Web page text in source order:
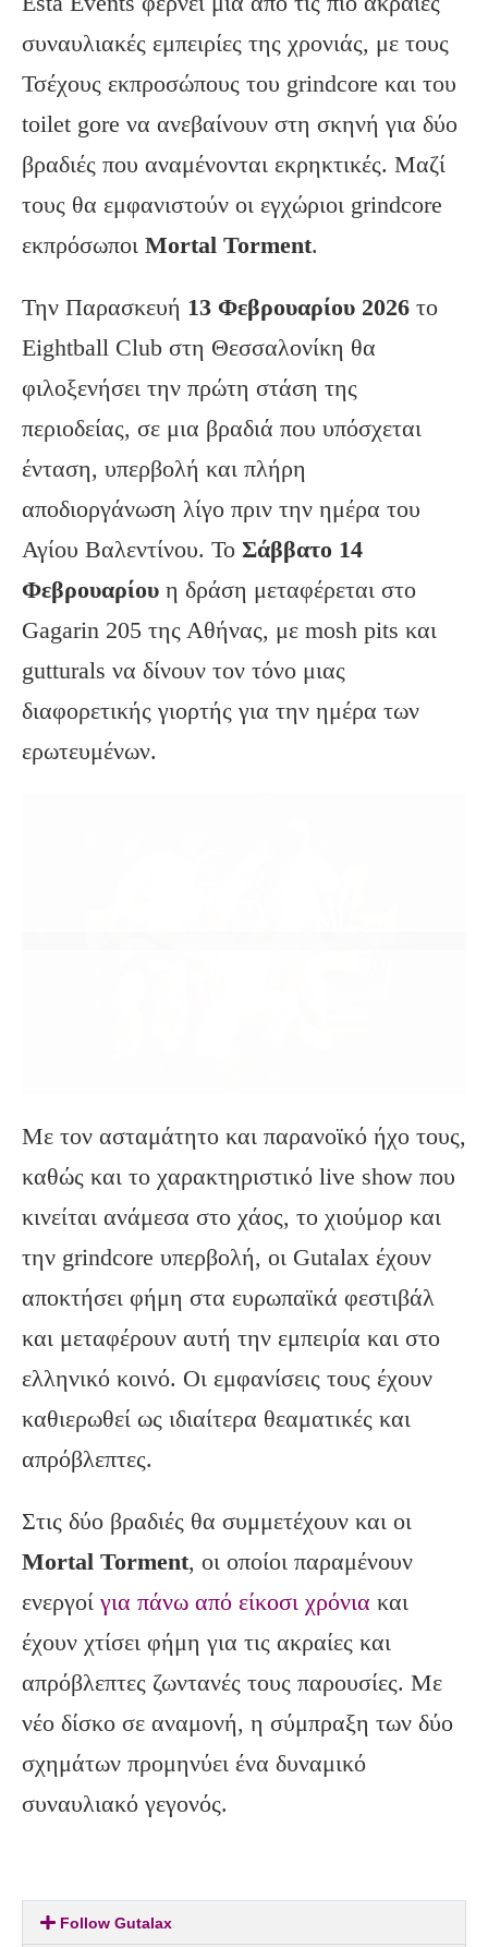
συναυλιακές εμπειρίες της χρονιάς, με τους
Τσέχους εκπροσώπους του grindcore και του
toilet gore να ανεβαίνουν στη σκηνή για δύο
βραδιές που αναμένονται εκρηκτικές. Μαζί
τους θα εμφανιστούν οι εγχώριοι grindcore
εκπρόσωποι Mortal Torment.
Την Παρασκευή 13 Φεβρουαρίου 2026 το
Eightball Club στη Θεσσαλονίκη θα
φιλοξενήσει την πρώτη στάση της
περιοδείας, σε μια βραδιά που υπόσχεται
ένταση, υπερβολή και πλήρη
αποδιοργάνωση λίγο πριν την ημέρα του
Αγίου Βαλεντίνου. Το Σάββατο 14
Φεβρουαρίου η δράση μεταφέρεται στο
Gagarin 205 της Αθήνας, με mosh pits και
gutturals να δίνουν τον τόνο μιας
διαφορετικής γιορτής για την ημέρα των
ερωτευμένων.
Με τον ασταμάτητο και παρανοϊκό ήχο τους,
καθώς και το χαρακτηριστικό live show που
κινείται ανάμεσα στο χάος, το χιούμορ και
την grindcore υπερβολή, οι Gutalax έχουν
αποκτήσει φήμη στα ευρωπαϊκά φεστιβάλ
και μεταφέρουν αυτή την εμπειρία και στο
ελληνικό κοινό. Οι εμφανίσεις τους έχουν
καθιερωθεί ως ιδιαίτερα θεαματικές και
απρόβλεπτες.
Στις δύο βραδιές θα συμμετέχουν και οι
Mortal Torment, οι οποίοι παραμένουν
ενεργοί για πάνω από είκοσι χρόνια και
έχουν χτίσει φήμη για τις ακραίες και
απρόβλεπτες ζωντανές τους παρουσίες. Με
νέο δίσκο σε αναμονή, η σύμπραξη των δύο
σχημάτων προμηνύει ένα δυναμικό
συναυλιακό γεγονός.
Follow Gutalax